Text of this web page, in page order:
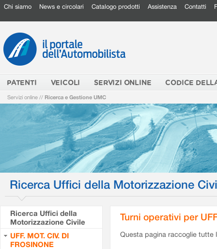
Chi siamo News e circolari Catalogo prodotti Assistenza Contatti
PATENTI VEICOLI SERVIZI ONLINE CODICE
Servizi online // Ricerca e Gestione UMC
Ricerca Uffici della Motorizzazione
Ricerca Uffici della
Motorizzazione Civile
UFF. MOT. CIV. DI
FROSINONE
Turni operativi per
Questa pagina raccoglie tutte